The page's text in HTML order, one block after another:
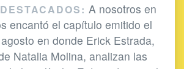
A nosotros en
encantó el capítulo emitido el
en donde Erick Estrada,
Natalia Molina, analizan las